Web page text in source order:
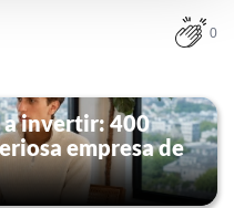
de pagina. Voor meer
0
a invertir: 400
empresa de